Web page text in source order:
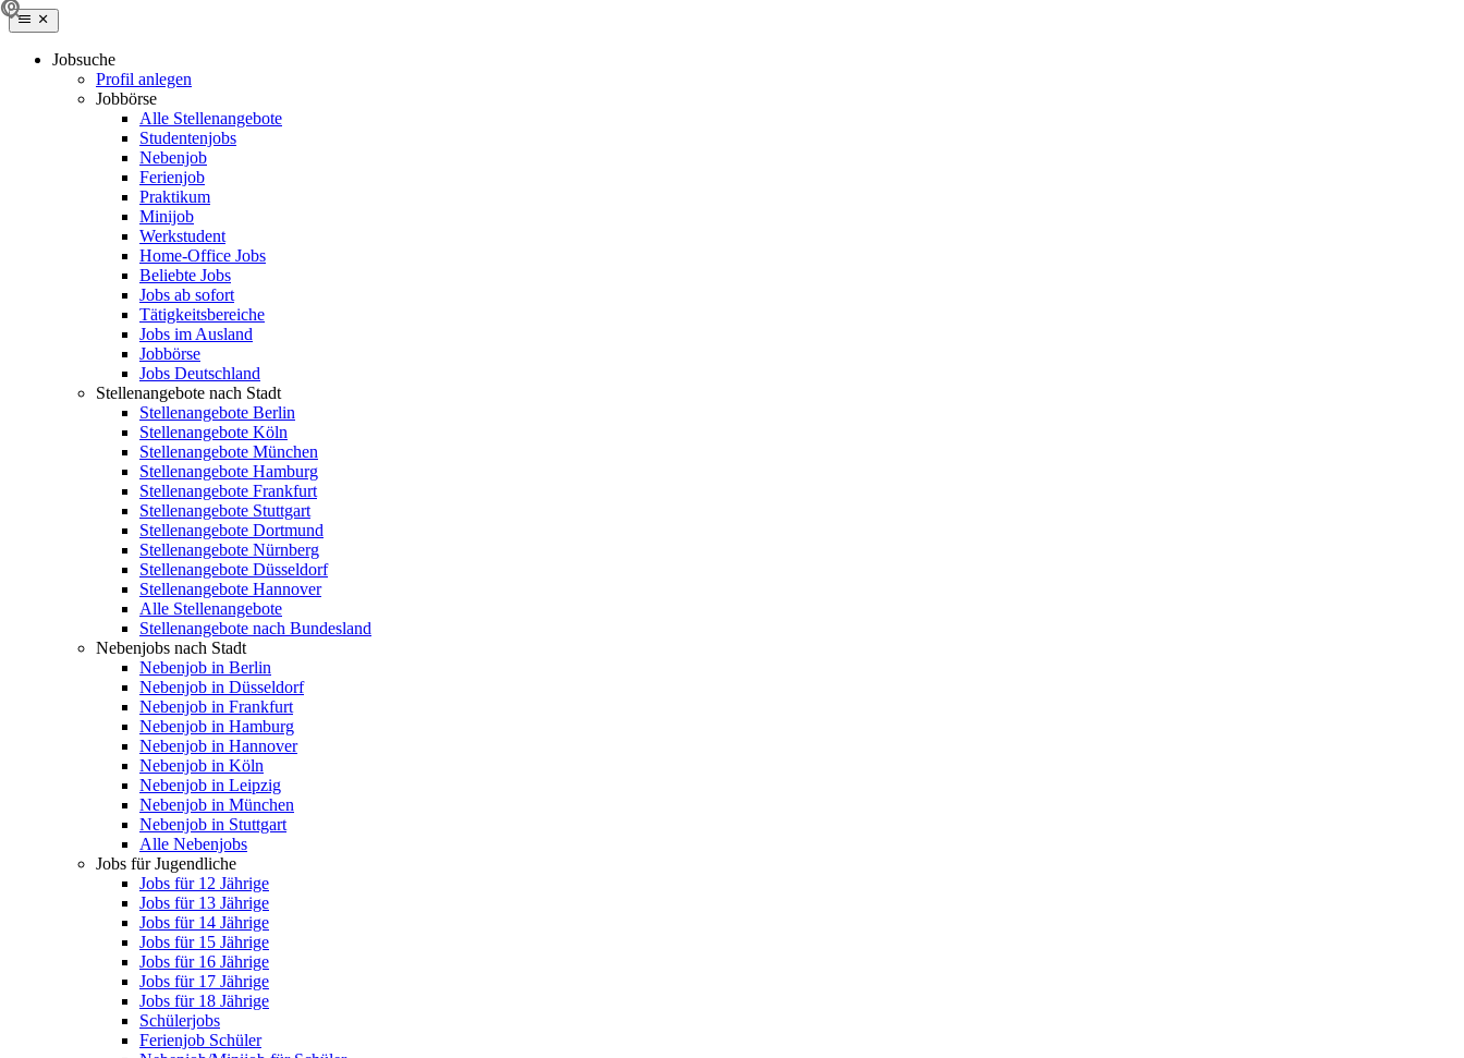
Jobsuche
Profil anlegen
Jobbörse
Alle Stellenangebote
Studentenjobs
Nebenjob
Ferienjob
Praktikum
Minijob
Werkstudent
Home-Office Jobs
Beliebte Jobs
Jobs ab sofort
Tätigkeitsbereiche
Jobs im Ausland
Jobbörse
Jobs Deutschland
Stellenangebote nach Stadt
Stellenangebote Berlin
Stellenangebote Köln
Stellenangebote München
Stellenangebote Hamburg
Stellenangebote Frankfurt
Stellenangebote Stuttgart
Stellenangebote Dortmund
Stellenangebote Nürnberg
Stellenangebote Düsseldorf
Stellenangebote Hannover
Alle Stellenangebote
Stellenangebote nach Bundesland
Nebenjobs nach Stadt
Nebenjob in Berlin
Nebenjob in Düsseldorf
Nebenjob in Frankfurt
Nebenjob in Hamburg
Nebenjob in Hannover
Nebenjob in Köln
Nebenjob in Leipzig
Nebenjob in München
Nebenjob in Stuttgart
Alle Nebenjobs
Jobs für Jugendliche
Jobs für 12 Jährige
Jobs für 13 Jährige
Jobs für 14 Jährige
Jobs für 15 Jährige
Jobs für 16 Jährige
Jobs für 17 Jährige
Jobs für 18 Jährige
Schülerjobs
Ferienjob Schüler